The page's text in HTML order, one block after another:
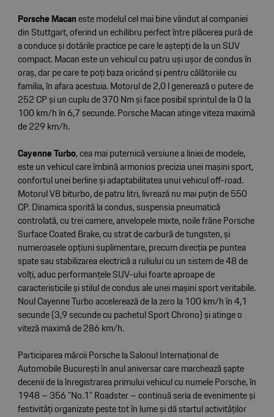
Porsche Macaneste modelul cel mai bine vândut al companiei
din Stuttgart, oferind un echilibru perfect între plăcerea pură de
a conduce și dotările practice pe care le aștepți de la un SUV
compact. Macan este un vehicul cu patru uși ușor de condus în
oraș, dar pe care te poți baza oricând și pentru călătoriile cu
familia, în afara acestuia. Motorul de 2,0 l generează o putere de
252 CP și un cuplu de 370 Nm și face posibil sprintul de la 0 la
100 km/h în 6,7 secunde. Porsche Macan atinge viteza maximă
de 229 km/h.
Cayenne Turbo, cea mai puternică versiune a liniei de modele,
este un vehicul care îmbină armonios precizia unei mașini sport,
confortul unei berline și adaptabilitatea unui vehicul off-road.
Motorul V8 biturbo, de patru litri, livrează nu mai puțin de 550
CP. Dinamica sporită la condus, suspensia pneumatică
controlată, cu trei camere, anvelopele mixte, noile frâne Porsche
Surface Coated Brake, cu strat de carbură de tungsten, și
numeroasele opțiuni suplimentare, precum direcția pe puntea
spate sau stabilizarea electrică a ruliului cu un sistem de 48 de
volți, aduc performanțele SUV-ului foarte aproape de
caracteristicile și stilul de condus ale unei mașini sport veritabile.
Noul Cayenne Turbo accelerează de la zero la 100 km/h în 4,1
secunde (3,9 secunde cu pachetul Sport Chrono) și atinge o
viteză maximă de 286 km/h.
Participarea mărcii Porsche la Salonul Internațional de
Automobile București în anul aniversar care marchează șapte
decenii de la înregistrarea primului vehicul cu numele Porsche, în
1948 – 356 ”No.1” Roadster – continuă seria de evenimente și
festivități organizate peste tot în lume și dă startul activităților